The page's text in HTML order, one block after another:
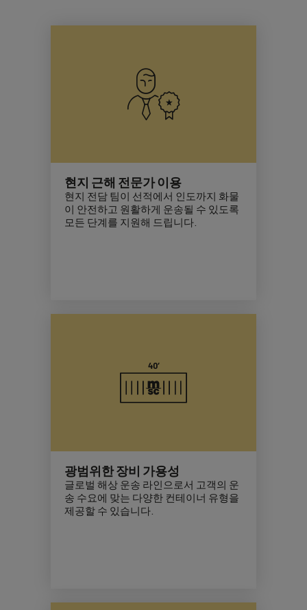
현지 근해 전문가 이용
현지 전담 팀이 선적에서 인도까지 화물
이 안전하고 원활하게 운송될 수 있도록
모든 단계를 지원해 드립니다.
광범위한 장비 가용성
글로벌 해상 운송 라인으로서 고객의 운
송 수요에 맞는 다양한 컨테이너 유형을
제공할 수 있습니다.